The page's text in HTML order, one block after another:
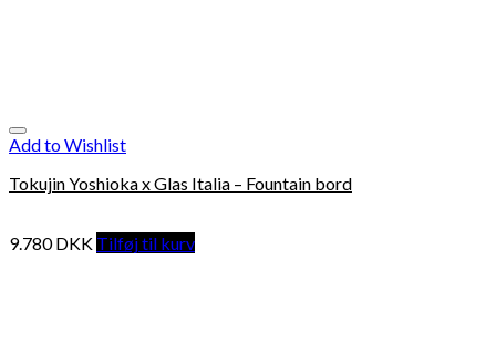
Add to Wishlist
Tokujin Yoshioka x Glas Italia – Fountain bord
9.780DKK Tilføj til kurv